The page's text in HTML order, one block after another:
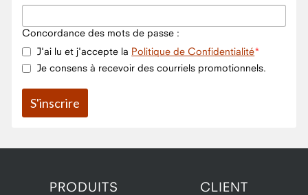
Concordance des mots de passe :
J'ai lu et j'accepte la Politique de Confidentialité
Je consens à recevoir des courriels promotionnels.
PRODUITS CLIENT